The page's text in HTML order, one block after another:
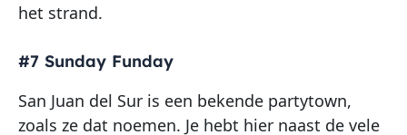
het strand.
#7 Sunday Funday
San Juan del Sur is een bekende partytown,
zoals ze dat noemen. Je hebt hier naast de vele